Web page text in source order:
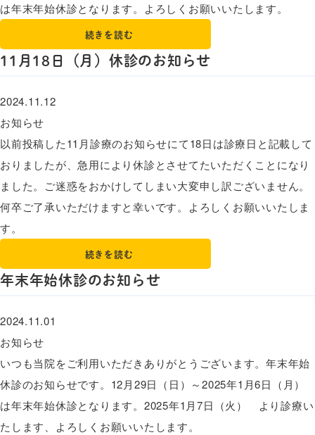
は年末年始休診となります。よろしくお願いいたします。
続きを読む
11月18日（月）休診のお知らせ
2024.11.12
お知らせ
以前投稿した11月診療のお知らせにて18日は診療日と記載して
おりましたが、急用により休診とさせてたいただくことになり
ました。ご迷惑をおかけしてしまい大変申し訳ございません。
何卒ご了承いただけますと幸いです。よろしくお願いいたしま
す。
続きを読む
年末年始休診のお知らせ
2024.11.01
お知らせ
いつも当院をご利用いただきありがとうございます。年末年始
休診のお知らせです。12月29日（日）～2025年1月6日（月）
は年末年始休診となります。2025年1月7日（火） より診療い
たします、よろしくお願いいたします。